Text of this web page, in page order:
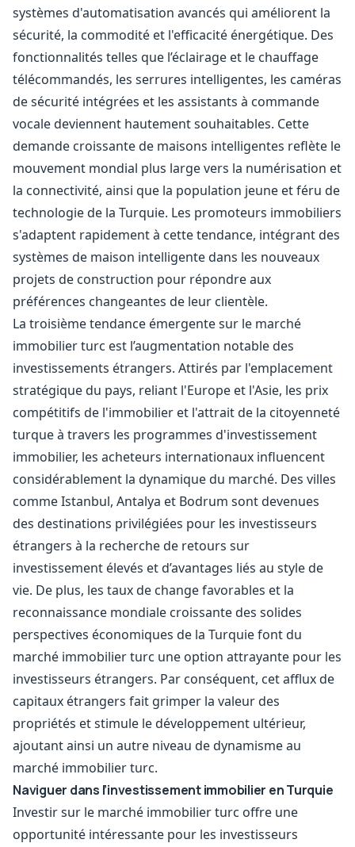
systèmes d'automatisation avancés qui améliorent la
sécurité, la commodité et l'efficacité énergétique. Des
fonctionnalités telles que l’éclairage et le chauffage
télécommandés, les serrures intelligentes, les caméras
de sécurité intégrées et les assistants à commande
vocale deviennent hautement souhaitables. Cette
demande croissante de maisons intelligentes reflète le
mouvement mondial plus large vers la numérisation et
la connectivité, ainsi que la population jeune et féru de
technologie de la Turquie. Les promoteurs immobiliers
s'adaptent rapidement à cette tendance, intégrant des
systèmes de maison intelligente dans les nouveaux
projets de construction pour répondre aux
préférences changeantes de leur clientèle.
La troisième tendance émergente sur le marché
immobilier turc est l’augmentation notable des
investissements étrangers. Attirés par l'emplacement
stratégique du pays, reliant l'Europe et l'Asie, les prix
compétitifs de l'immobilier et l'attrait de la citoyenneté
turque à travers les programmes d'investissement
immobilier, les acheteurs internationaux influencent
considérablement la dynamique du marché. Des villes
comme Istanbul, Antalya et Bodrum sont devenues
des destinations privilégiées pour les investisseurs
étrangers à la recherche de retours sur
investissement élevés et d’avantages liés au style de
vie. De plus, les taux de change favorables et la
reconnaissance mondiale croissante des solides
perspectives économiques de la Turquie font du
marché immobilier turc une option attrayante pour les
investisseurs étrangers. Par conséquent, cet afflux de
capitaux étrangers fait grimper la valeur des
propriétés et stimule le développement ultérieur,
ajoutant ainsi un autre niveau de dynamisme au
marché immobilier turc.
Naviguer dans l’investissement immobilier en Turquie
Investir sur le marché immobilier turc offre une
opportunité intéressante pour les investisseurs